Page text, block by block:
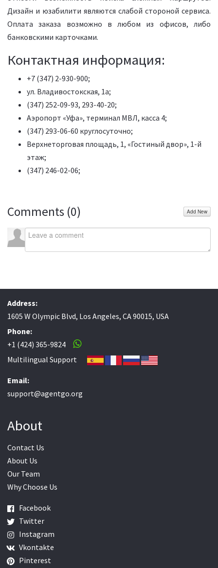
Дизайн и юзабилити являются слабой стороной сервиса.
Оплата заказа возможно в любом из офисов, либо
банковскими карточками.
Контактная информация:
+7 (347) 2-930-900;
ул. Владивостокская, 1а;
(347) 252-09-93, 293-40-20;
Аэропорт «Уфа», терминал МВЛ, касса 4;
(347) 293-06-60 круглосуточно;
Верхнеторговая площадь, 1, «Гостиный двор», 1-й
этаж;
(347) 246-02-06;
Comments (0) Add New
Address:
1605 W Olympic Blvd, Los Angeles, CA 90015, USA
Phone:
+1 (424) 365-9824
Multilingual Support
Email:
support@agentgo.org
About
Contact Us
About Us
Our Team
Why Choose Us
Facebook
Twitter
Instagram
Vkontakte
Pinterest